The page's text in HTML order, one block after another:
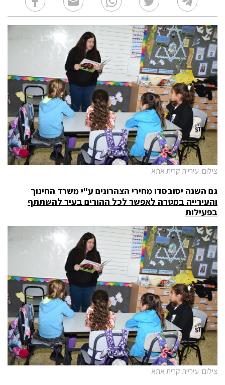
צילום: עיריית קרית אתא
גם השנה יסובסדו מחירי הצהרונים ע"י משרד החינוך
והעירייה במטרה לאפשר לכל ההורים בעיר להשתתף
בפעילות
צילום: עיריית קרית אתא